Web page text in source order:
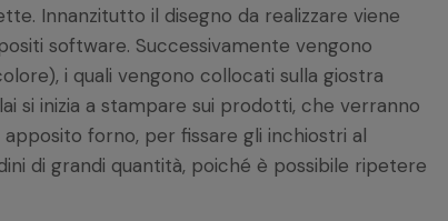
Innanzitutto il disegno da realizzare viene
software. Successivamente vengono
i quali vengono collocati sulla giostra
si inizia a stampare sui prodotti, che verranno
forno, per fissare gli inchiostri al
di grandi quantità, poiché è possibile ripetere